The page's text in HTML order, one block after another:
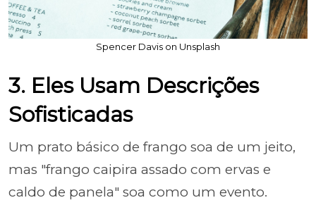
Spencer Davis on Unsplash
3. Eles Usam Descrições
Sofisticadas
Um prato básico de frango soa de um jeito,
mas "frango caipira assado com ervas e
caldo de panela" soa como um evento.